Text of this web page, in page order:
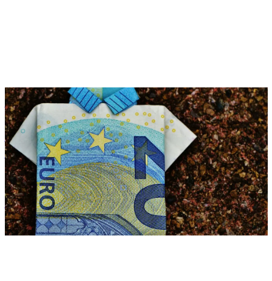
Benefits
Lohnnebenkosten senken mit smarten Benefits fürs
Nettoeinkommen
ZW
Zora Wolbert
28. Juli 2025